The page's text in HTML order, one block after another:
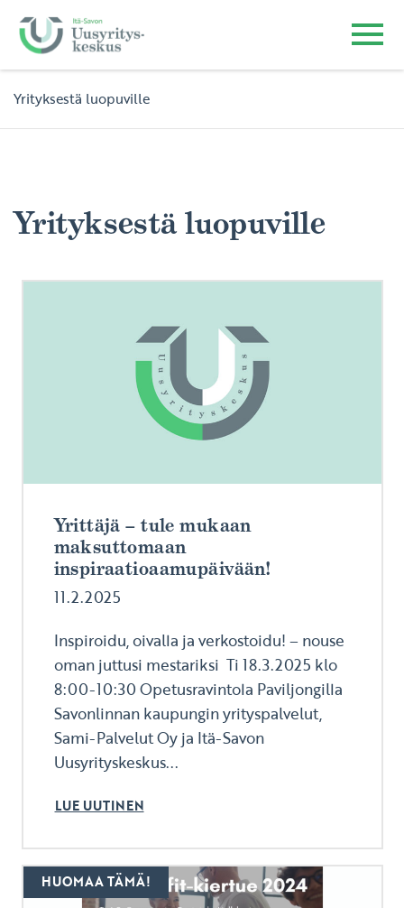
Yrityksestä luopuville
Yrityksestä luopuville
Yrittäjä – tule mukaan
maksuttomaan
inspiraatioaamupäivään!
11.2.2025
Inspiroidu, oivalla ja verkostoidu! – nouse
oman juttusi mestariksi Ti 18.3.2025 klo
8:00-10:30 Opetusravintola Paviljongilla
Savonlinnan kaupungin yrityspalvelut,
Sami-Palvelut Oy ja Itä-Savon
Uusyrityskeskus...
LUE UUTINEN
HUOMAA TÄMÄ!